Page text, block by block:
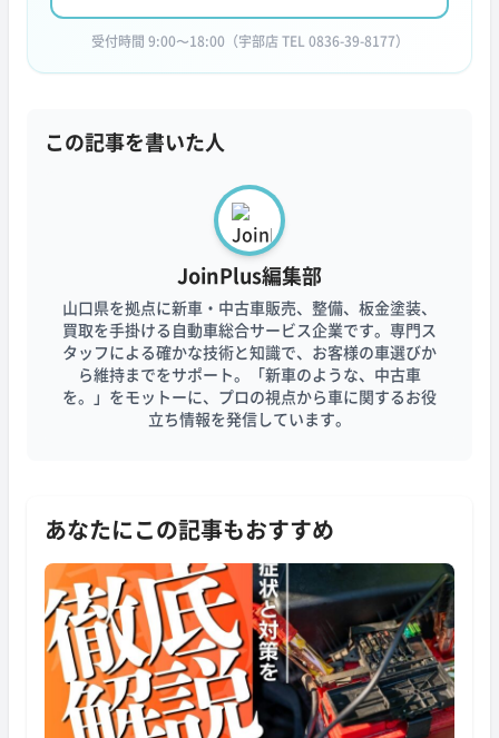
受付時間 9:00〜18:00（宇部店 TEL 0836-39-8177）
この記事を書いた人
JoinPlus編集部
山口県を拠点に新車・中古車販売、整備、板金塗装、
買取を手掛ける自動車総合サービス企業です。専門ス
タッフによる確かな技術と知識で、お客様の車選びか
ら維持までをサポート。「新車のような、中古車
を。」をモットーに、プロの視点から車に関するお役
立ち情報を発信しています。
あなたにこの記事もおすすめ